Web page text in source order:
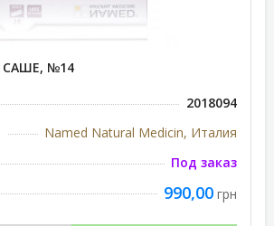
№14
2018094
Named Natural Medicin, Италия
Под заказ
990,00 грн